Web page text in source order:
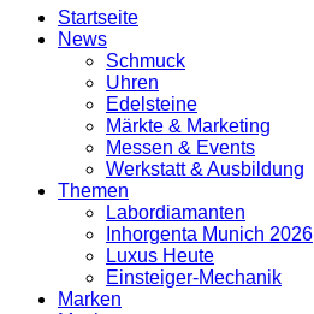
Startseite
News
Schmuck
Uhren
Edelsteine
Märkte & Marketing
Messen & Events
Werkstatt & Ausbildung
Themen
Labordiamanten
Inhorgenta Munich 2026
Luxus Heute
Einsteiger-Mechanik
Marken